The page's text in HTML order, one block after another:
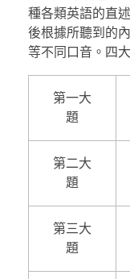
種各類英語的直
後根據所聽到的
等不同口音。四
第一大
題
第二大
題
第三大
題